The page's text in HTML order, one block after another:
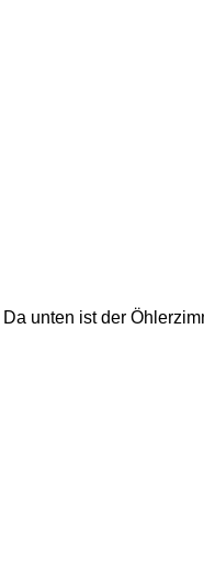
Da unten ist der